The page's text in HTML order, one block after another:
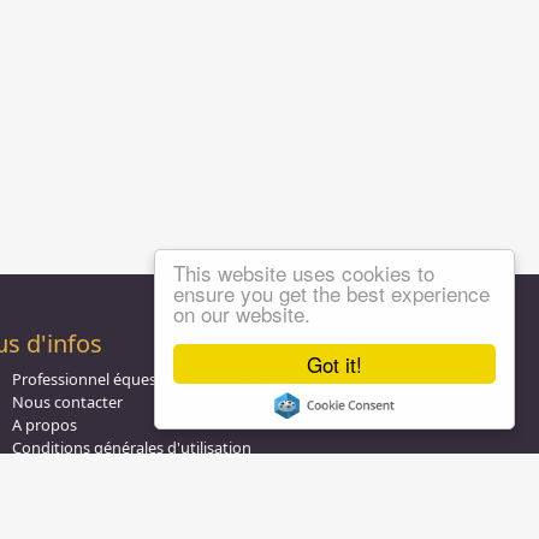
Got it!
This website uses cookies to
ensure you get the best experience
on our website.
d'infos
Professionnel équestre, Inscrivez-vous !
Nous contacter
A propos
Conditions générales d'utilisation